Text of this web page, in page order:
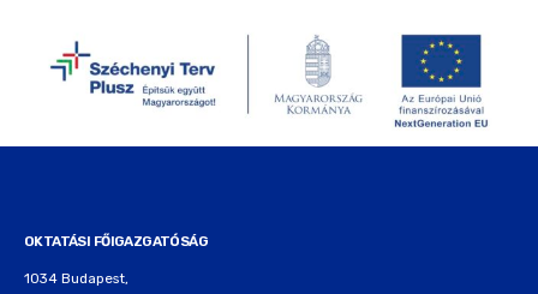
OKTATÁSI FŐIGAZGATÓSÁG
1034 Budapest,